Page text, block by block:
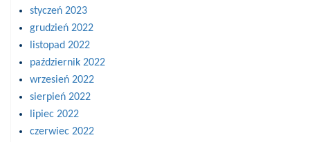
styczeń 2023
grudzień 2022
listopad 2022
październik 2022
wrzesień 2022
sierpień 2022
lipiec 2022
czerwiec 2022